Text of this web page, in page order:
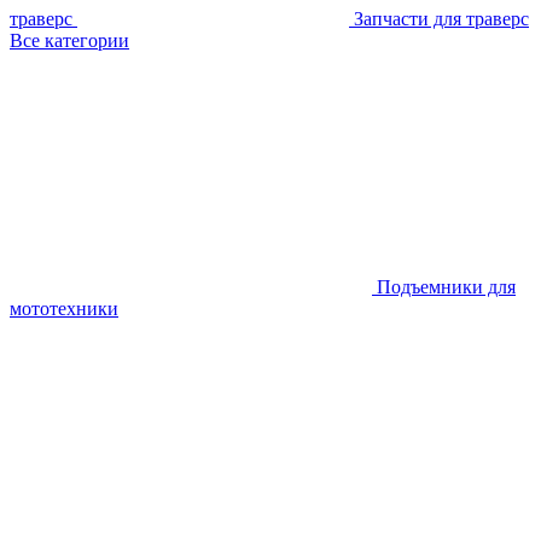
траверс
Запчасти для траверс
Все категории
Подъемники для
мототехники